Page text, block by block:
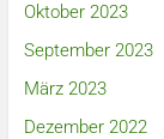
Oktober 2023
September 2023
März 2023
Dezember 2022